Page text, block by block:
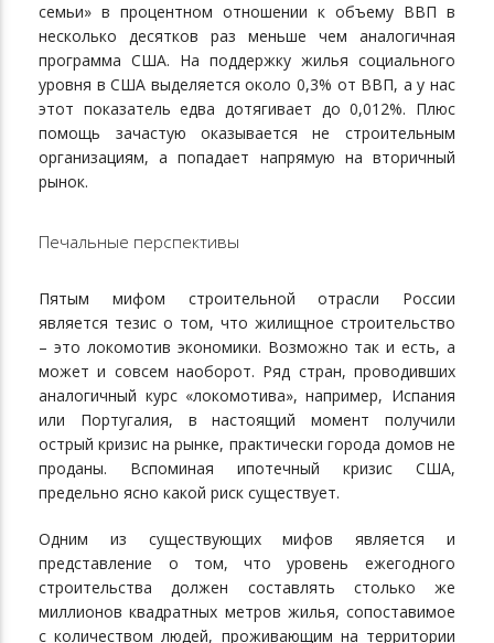
семьи» в процентном отношении к объему ВВП в
несколько десятков раз меньше чем аналогичная
программа США. На поддержку жилья социального
уровня в США выделяется около 0,3% от ВВП, а у нас
этот показатель едва дотягивает до 0,012%. Плюс
помощь зачастую оказывается не строительным
организациям, а попадает напрямую на вторичный
рынок.
Печальные перспективы
Пятым мифом строительной отрасли России
является тезис о том, что жилищное строительство
– это локомотив экономики. Возможно так и есть, а
может и совсем наоборот. Ряд стран, проводивших
аналогичный курс «локомотива», например, Испания
или Португалия, в настоящий момент получили
острый кризис на рынке, практически города домов не
проданы. Вспоминая ипотечный кризис США,
предельно ясно какой риск существует.
Одним из существующих мифов является и
представление о том, что уровень ежегодного
строительства должен составлять столько же
миллионов квадратных метров жилья, сопоставимое
с количеством людей, проживающим на территории